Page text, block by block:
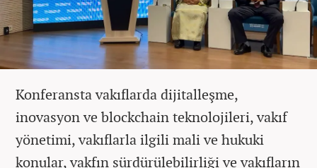
Konferansta vakıflarda dijitalleşme,
inovasyon ve blockchain teknolojileri, vakıf
yönetimi, vakıflarla ilgili mali ve hukuki
konular, vakfın sürdürülebilirliği ve vakıfların